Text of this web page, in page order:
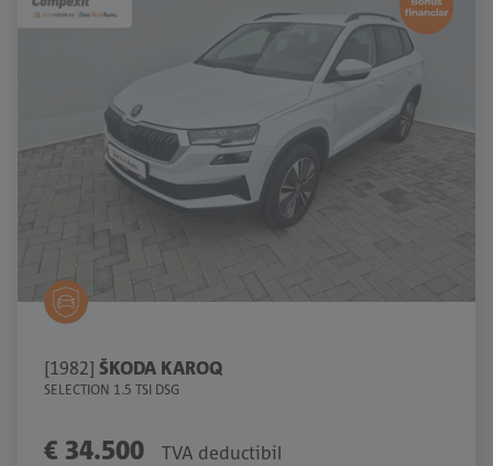
[1982] ŠKODA KAROQ
SELECTION 1.5 TSI DSG
€ 34.500 TVA deductibil